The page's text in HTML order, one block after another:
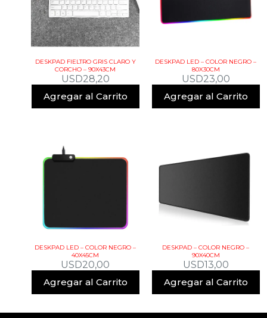
DESKPAD FIELTRO GRIS CLARO Y
CORCHO – 90X43CM
USD28,20
Agregar al Carrito
DESKPAD LED – COLOR NEGRO –
80X30CM
USD23,00
Agregar al Carrito
DESKPAD LED – COLOR NEGRO –
40X45CM
USD20,00
Agregar al Carrito
DESKPAD – COLOR NEGRO –
90X40CM
USD13,00
Agregar al Carrito